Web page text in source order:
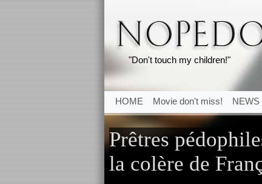
"Don't touch my children!"
HOME Movie don't miss! NEWS
Prêtres
la colère de